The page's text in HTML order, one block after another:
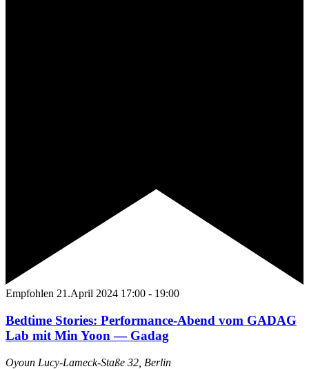
Empfohlen 21.April 2024 17:00 - 19:00
Bedtime Stories: Performance-Abend vom GADAG
Lab mit Min Yoon — Gadag
Oyoun Lucy-Lameck-Staße 32, Berlin